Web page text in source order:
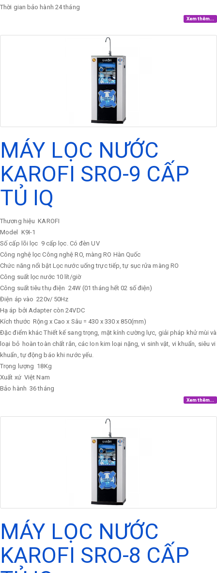
Thời gian bảo hành 24 tháng
Xem thêm...
MÁY LỌC NƯỚC
KAROFI SRO-9 CẤP
TỦ IQ
Thương hiệu KAROFI
Model K9I-1
Số cấp lõi lọc 9 cấp lọc. Có đèn UV
Công nghệ lọc Công nghệ RO, màng RO Hàn Quốc
Chức năng nổi bật Lọc nước uống trực tiếp, tự sục rửa màng RO
Công suất lọc nước 10 lít/giờ
Công suất tiêu thụ điện 24W (01 tháng hết 02 số điện)
Điện áp vào 220v/ 50Hz
Hạ áp bởi Adapter còn 24VDC
Kích thước Rộng x Cao x Sâu = 430 x 330 x 850(mm)
Đặc điểm khác Thiết kế sang trọng, mặt kính cường lực, giải pháp khử mùi và
loại bỏ hoàn toàn chất rắn, các Ion kim loại nặng, vi sinh vật, vi khuẩn, siêu vi
khuẩn, tự động báo khi nước yếu.
Trọng lượng 18Kg
Xuất xứ Việt Nam
Bảo hành 36 tháng
Xem thêm...
MÁY LỌC NƯỚC
KAROFI SRO-8 CẤP